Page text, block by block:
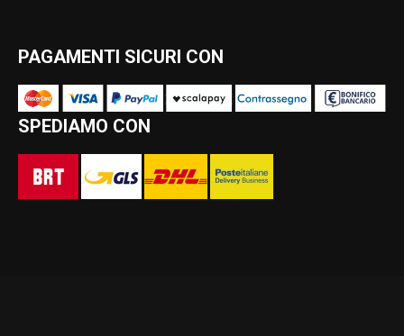
PAGAMENTI SICURI CON
SPEDIAMO CON